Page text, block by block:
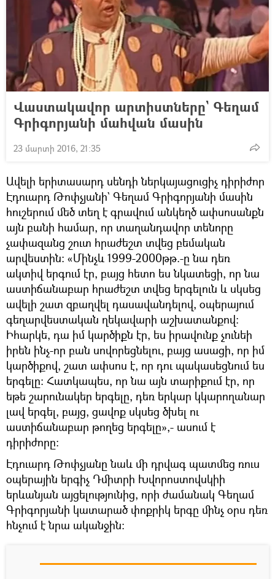
Վաստակավոր արտիստները` Գեղամ
Գրիգորյանի մահվան մասին
23 մարտի 2016, 21:35
Ավելի երիտասարդ սենդի ներկայացուցիչ դիրիժոր
Էդուարդ Թոփչյանի` Գեղամ Գրիգորյանի մասին
հուշերում մեծ տեղ է գրավում անկեղծ ափսոսանքն
այն բանի համար, որ տաղանդավոր տենորը
չափազանց շուտ հրաժեշտ տվեց բեմական
արվեստին: «Մինչև 1999-2000թթ.-ը նա դեռ
ակտիվ երգում էր, բայց հետո ես նկատեցի, որ նա
աստիճանաբար հրաժեշտ տվեց երգելուն և սկսեց
ավելի շատ զբաղվել դասավանդելով, օպերայում
գեղարվեստական ղեկավարի աշխատանքով:
Իհարկե, դա իմ կարծիքն էր, ես իրավունք չունեի
իրեն ինչ-որ բան սովորեցնելու, բայց ասացի, որ իմ
կարծիքով, շատ ափսոս է, որ դու պակասեցնում ես
երգելը: Հատկապես, որ նա այն տարիքում էր, որ
եթե շարունակեր երգելը, դեռ երկար կկարողանար
լավ երգել, բայց, ցավոք սկսեց ծխել ու
աստիճանաբար թողեց երգելը»,- ասում է
դիրիժորը:
Էդուարդ Թոփչյանը նաև մի դրվագ պատմեց ռուս
օպերային երգիչ Դմիտրի Խվորոստովսկիի
երևանյան այցելությունից, որի ժամանակ Գեղամ
Գրիգորյանի կատարած փոքրիկ երգը մինչ օրս դեռ
հնչում է նրա ականջին: